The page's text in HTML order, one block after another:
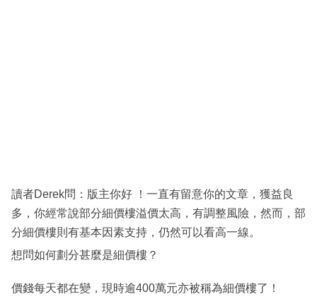
閱
專
區
讀者Derek問：版主你好 ！一直有留意你的文章，獲益良
多，你經常說部分細價樓溢價太高，有調整風險，然而，部
分細價樓則有基本因素支持，仍然可以看高一線。
想問如何劃分甚麼是細價樓？
價錢每天都在變，現時逾400萬元亦被稱為細價樓了！